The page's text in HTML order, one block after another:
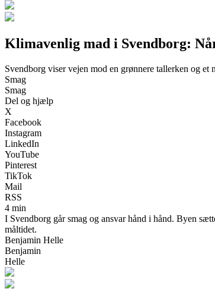
Klimavenlig mad i Svendborg:
Svendborg viser vejen mod en grønnere tallerken og
Smag
Smag
Del og hjælp
X
Facebook
Instagram
LinkedIn
YouTube
Pinterest
TikTok
Mail
RSS
4 min
I Svendborg går smag og ansvar hånd i hånd. Byen
måltidet.
Benjamin Helle
Benjamin
Helle